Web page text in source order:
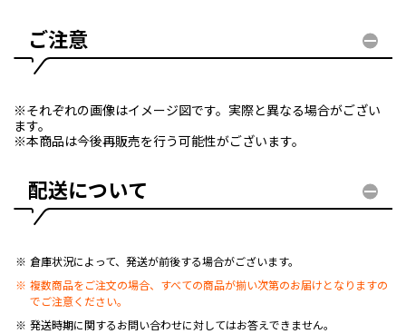
ご注意
※それぞれの画像はイメージ図です。実際と異なる場合がござい
ます。
※本商品は今後再販売を行う可能性がございます。
配送について
倉庫状況によって、発送が前後する場合がございます。
複数商品をご注文の場合、すべての商品が揃い次第のお届けとなりますの
でご注意ください。
発送時期に関するお問い合わせに対してはお答えできません。